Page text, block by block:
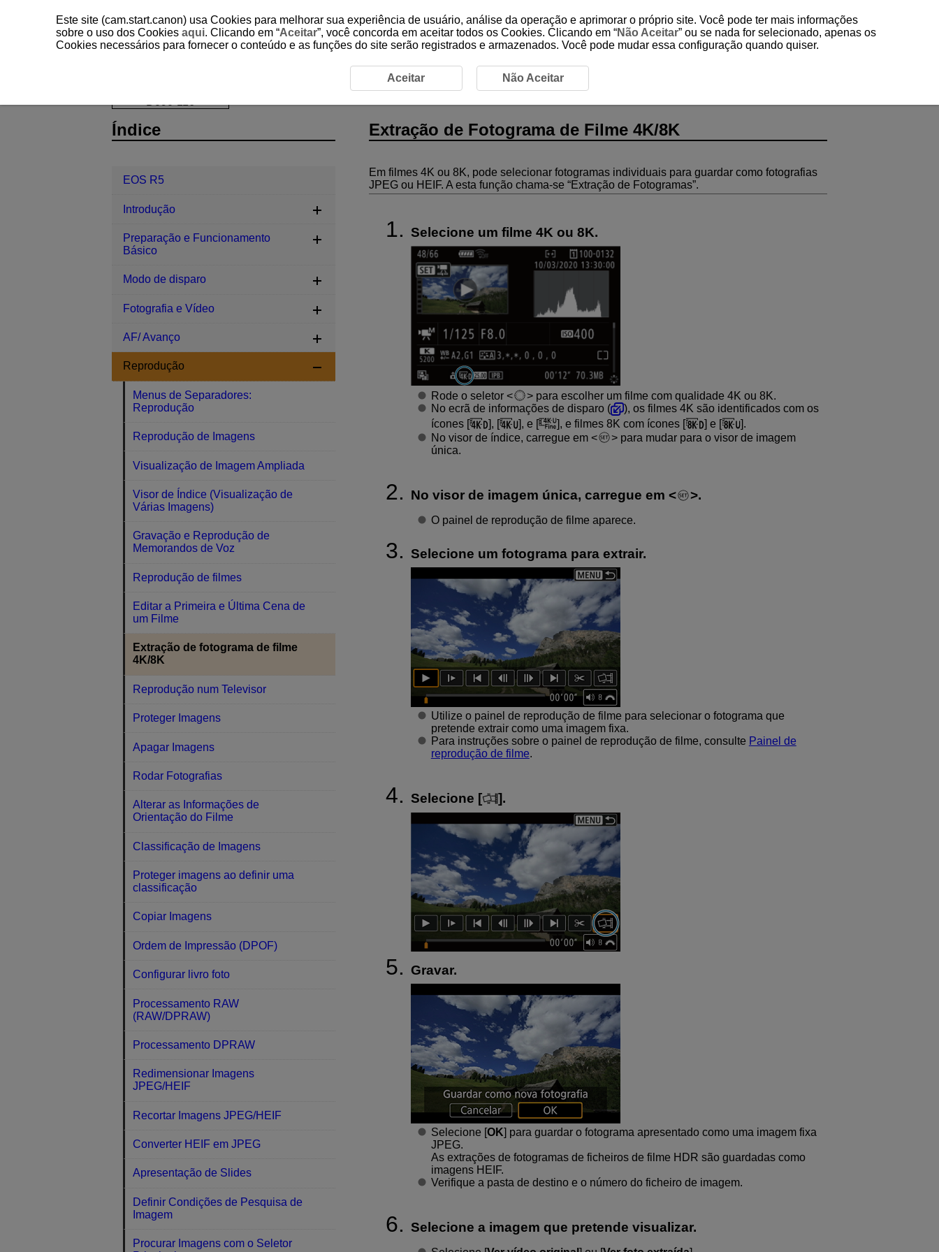
Extração de fotograma de filme 4K/8K
Extração de Fotograma de Filme 4K/8K
Em filmes 4K ou 8K, pode selecionar fotogramas individuais para guardar como fotografias
JPEG ou HEIF. A esta função chama-se “Extração de Fotogramas”.
Selecione um filme 4K ou 8K.
Rode o seletor
para escolher um filme com qualidade 4K ou 8K.
No ecrã de informações de disparo (
), os filmes 4K são identificados com os
ícones [
], [ ], e [ ], e filmes 8K com ícones [ ] e [
].
No visor de índice, carregue em
para mudar para o visor de imagem
única.
No visor de imagem única, carregue em .
O painel de reprodução de filme aparece.
Selecione um fotograma para extrair.
Utilize o painel de reprodução de filme para selecionar o fotograma que
pretende extrair como uma imagem fixa.
Para instruções sobre o painel de reprodução de filme, consulte Painel de
reprodução de filme.
Selecione [ ].
Gravar.
Selecione [OK] para guardar o fotograma apresentado como uma imagem fixa
JPEG.
As extrações de fotogramas de ficheiros de filme HDR são guardadas como
imagens HEIF.
Verifique a pasta de destino e o número do ficheiro de imagem.
Selecione a imagem que pretende visualizar.
Índice
EOS R5
Introdução
Preparação e Funcionamento
Básico
Modo de disparo
Fotografia e Vídeo
AF/ Avanço
Reprodução
Menus de Separadores:
Reprodução
Reprodução de Imagens
Visualização de Imagem Ampliada
Visor de Índice (Visualização de
Várias Imagens)
Gravação e Reprodução de
Memorandos de Voz
Reprodução de filmes
Editar a Primeira e Última Cena de
um Filme
Extração de fotograma de filme
4K/8K
Reprodução num Televisor
Proteger Imagens
Apagar Imagens
Rodar Fotografias
Alterar as Informações de
Orientação do Filme
Classificação de Imagens
Proteger imagens ao definir uma
classificação
Copiar Imagens
Ordem de Impressão (DPOF)
Configurar livro foto
Processamento RAW
(RAW/DPRAW)
Processamento DPRAW
Redimensionar Imagens
JPEG/HEIF
Recortar Imagens JPEG/HEIF
Converter HEIF em JPEG
Apresentação de Slides
Definir Condições de Pesquisa de
Imagem
Procurar Imagens com o Seletor
Este site (cam.start.canon) usa Cookies para melhorar sua experiência de usuário, análise da operação e aprimorar o próprio site. Você pode ter mais informações
sobre o uso dos Cookies aqui. Clicando em “Aceitar”, você concorda em aceitar todos os Cookies. Clicando em “Não Aceitar” ou se nada for selecionado, apenas os
Cookies necessários para fornecer o conteúdo e as funções do site serão registrados e armazenados. Você pode mudar essa configuração quando quiser.
Aceitar Não Aceitar